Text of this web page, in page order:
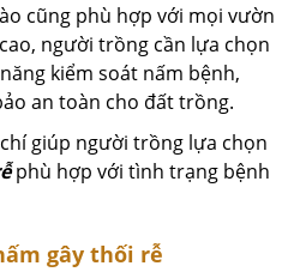
cũng phù hợp với mọi vườn
người trồng cần lựa chọn
kiểm soát nấm bệnh,
an toàn cho đất trồng.
giúp người trồng lựa chọn
phù hợp với tình trạng bệnh
gây thối rễ